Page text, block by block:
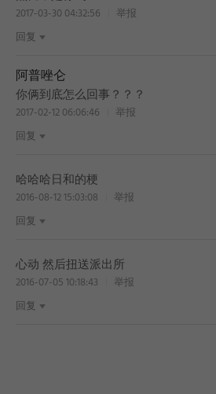
2017-03-30 04:32:56
举报
回复
阿普唑仑
你俩到底怎么回事？？？
2017-02-12 06:06:46
举报
回复
哈哈哈日和的梗
2016-08-12 15:03:08
举报
回复
心动 然后扭送派出所
2016-07-05 10:18:43
举报
回复